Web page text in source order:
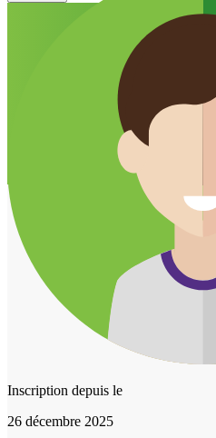
Inscription depuis le
26 décembre 2025